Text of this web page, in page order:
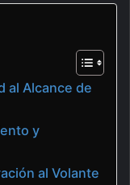
al Alcance de
y
al Volante